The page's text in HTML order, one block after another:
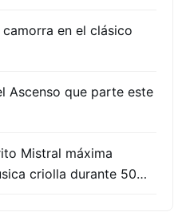
en el clásico
Ascenso que parte este
Mistral máxima
criolla durante 50…